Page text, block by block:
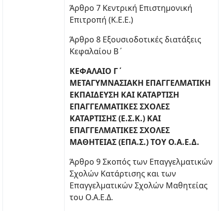
Άρθρο 7 Κεντρική Επιστημονική
Επιτροπή (Κ.Ε.Ε.)
Άρθρο 8 Εξουσιοδοτικές διατάξεις
Κεφαλαίου Β΄
ΚΕΦΑΛΑΙΟ Γ΄
ΜΕΤΑΓΥΜΝΑΣΙΑΚΗ ΕΠΑΓΓΕΛΜΑΤΙΚΗ
ΕΚΠΑΙΔΕΥΣΗ ΚΑΙ ΚΑΤΑΡΤΙΣΗ
ΕΠΑΓΓΕΛΜΑΤΙΚΕΣ ΣΧΟΛΕΣ
ΚΑΤΑΡΤΙΣΗΣ (Ε.Σ.Κ.) ΚΑΙ
ΕΠΑΓΓΕΛΜΑΤΙΚΕΣ ΣΧΟΛΕΣ
ΜΑΘΗΤΕΙΑΣ (ΕΠΑ.Σ.) ΤΟΥ Ο.Α.Ε.Δ.
Άρθρο 9 Σκοπός των Επαγγελματικών
Σχολών Κατάρτισης και των
Επαγγελματικών Σχολών Μαθητείας
του Ο.Α.Ε.Δ.